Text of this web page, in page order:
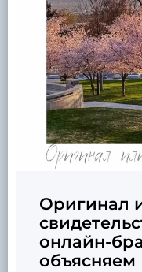
Оригинал
онлайн-
объясняем